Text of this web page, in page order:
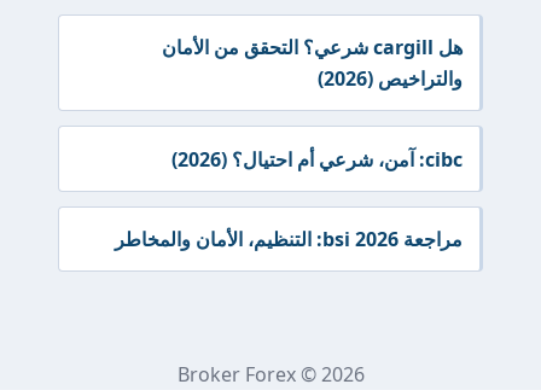
هل cargill شرعي؟ التحقق من الأمان
والتراخيص (2026)
cibc: آمن، شرعي أم احتيال؟ (2026)
مراجعة bsi 2026: التنظيم، الأمان والمخاطر
Broker Forex © 2026